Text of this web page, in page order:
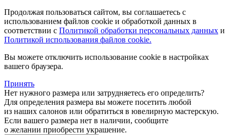
Продолжая пользоваться сайтом, вы соглашаетесь с
использованием файлов cookie и обработкой данных в
соответствии с Политикой обработки персональных данных и
Политикой использования файлов cookie.
Вы можете отключить использование cookie в настройках
вашего браузера.
Принять
Нет нужного размера или затрудняетесь его определить?
Для определения размера вы можете посетить любой
из наших салонов или обратиться в ювелирную мастерскую.
Если вашего размера нет в наличии, сообщите
о желании приобрести украшение.